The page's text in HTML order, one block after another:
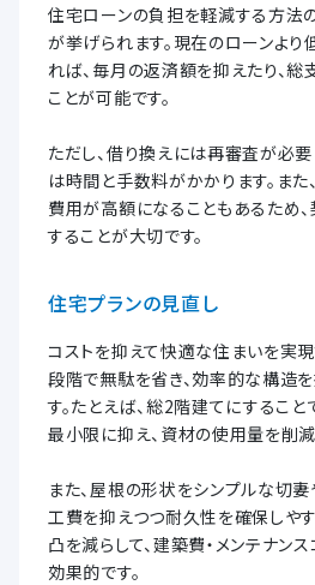
住宅ローンの負担を軽減する方法
が挙げられます。現在のローンよ
れば、毎月の返済額を抑えたり、
ことが可能です。
ただし、借り換えには再審査が必
は時間と手数料がかかります。ま
費用が高額になることもあるため
することが大切です。
住宅プランの見直し
コストを抑えて快適な住まいを実
段階で無駄を省き、効率的な構造
す。たとえば、総2階建てにするこ
最小限に抑え、資材の使用量を削減
また、屋根の形状をシンプルな切
工費を抑えつつ耐久性を確保しや
凸を減らして、建築費・メンテナン
効果的です。